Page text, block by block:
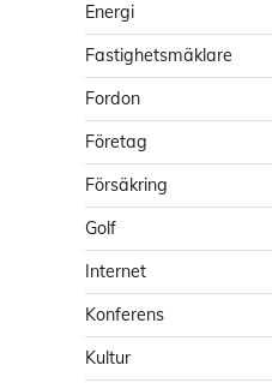
Energi
Fastighetsmäklare
Fordon
Företag
Försäkring
Golf
Internet
Konferens
Kultur